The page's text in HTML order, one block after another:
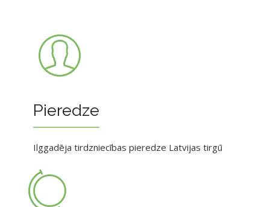
Pieredze
Ilggadēja tirdzniecības pieredze Latvijas tirgū